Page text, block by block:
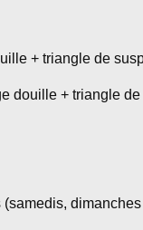
+ triangle de
douille + triangle